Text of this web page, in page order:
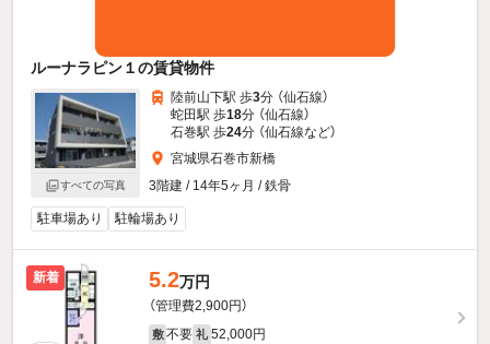
ルーナラピン１の賃貸物件
すべての写真
陸前山下駅 歩3分 （仙石線）
蛇田駅 歩18分 （仙石線）
石巻駅 歩24分 （仙石線など）
宮城県石巻市新橋
3階建 / 14年5ヶ月 / 鉄骨
駐車場あり 駐輪場あり
新着 5.2万円
（管理費2,900円）
敷 不要 礼 52,000円